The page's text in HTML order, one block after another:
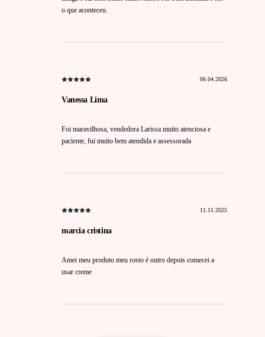
o que aconteceu.
06.04.2026
Vanessa Lima
Foi maravilhosa, vendedora Larissa muito atenciosa e
paciente, fui muito bem atendida e assessorada
11.11.2025
marcia cristina
Amei meu produto meu rosto é outro depois comecei a
usar creme